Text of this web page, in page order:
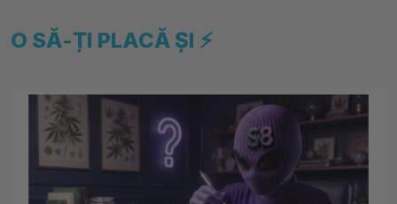
O SĂ-ȚI PLACĂ ȘI ⚡